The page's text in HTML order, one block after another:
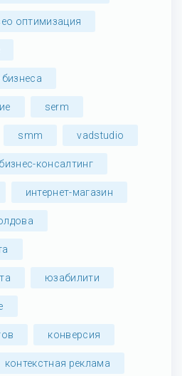
оптимизация
serm
smm vadstudio
бизнес-консалтинг
интернет-магазин
юзабилити
конверсия
контекстная реклама